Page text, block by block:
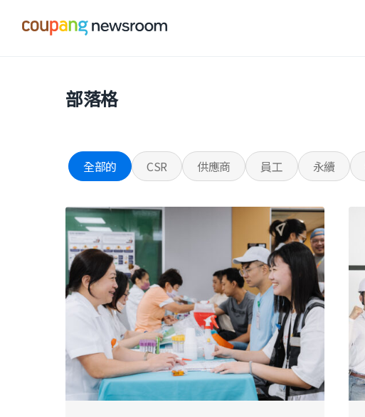
건너뛰기
部落格
全部的 CSR 供應商 員工 永續